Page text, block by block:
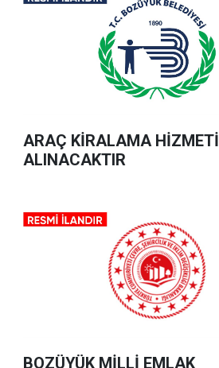
ARAÇ KİRALAMA HİZMETİ
ALINACAKTIR
BOZÜYÜK MİLLİ EMLAK